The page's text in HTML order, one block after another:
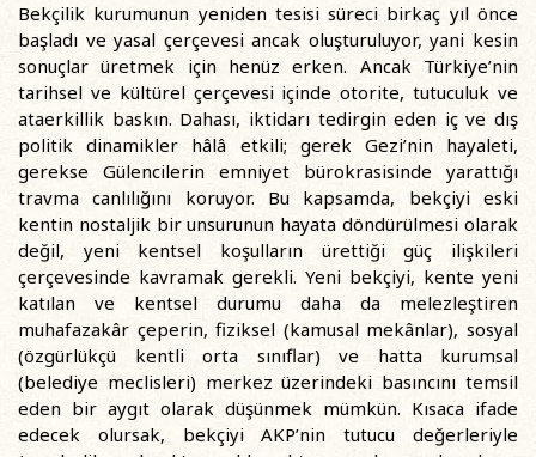
Bekçilik kurumunun yeniden tesisi süreci birkaç yıl önce
başladı ve yasal çerçevesi ancak oluşturuluyor, yani kesin
sonuçlar üretmek için henüz erken. Ancak Türkiye’nin
tarihsel ve kültürel çerçevesi içinde otorite, tutuculuk ve
ataerkillik baskın. Dahası, iktidarı tedirgin eden iç ve dış
politik dinamikler hâlâ etkili; gerek Gezi’nin hayaleti,
gerekse Gülencilerin emniyet bürokrasisinde yarattığı
travma canlılığını koruyor. Bu kapsamda, bekçiyi eski
kentin nostaljik bir unsurunun hayata döndürülmesi olarak
değil, yeni kentsel koşulların ürettiği güç ilişkileri
çerçevesinde kavramak gerekli. Yeni bekçiyi, kente yeni
katılan ve kentsel durumu daha da melezleştiren
muhafazakâr çeperin, fiziksel (kamusal mekânlar), sosyal
(özgürlükçü kentli orta sınıflar) ve hatta kurumsal
(belediye meclisleri) merkez üzerindeki basıncını temsil
eden bir aygıt olarak düşünmek mümkün. Kısaca ifade
edecek olursak, bekçiyi AKP’nin tutucu değerleriyle